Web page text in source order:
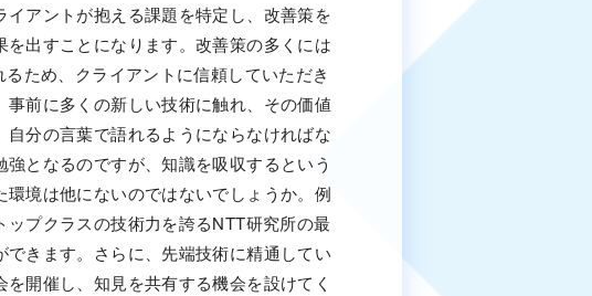
アントが抱える課題を特定し、改善策を
出すことになります。改善策の多くには
ため、クライアントに信頼していただき
前に多くの新しい技術に触れ、その価値
分の言葉で語れるようにならなければな
となるのですが、知識を吸収するという
境は他にないのではないでしょうか。例
ップクラスの技術力を誇るNTT研究所の最
きます。さらに、先端技術に精通してい
開催し、知見を共有する機会を設けてく